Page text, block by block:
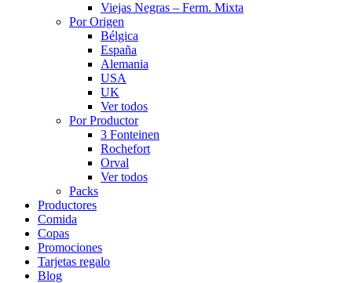
Viejas Negras – Ferm. Mixta
Por Origen
Bélgica
España
Alemania
USA
UK
Ver todos
Por Productor
3 Fonteinen
Rochefort
Orval
Ver todos
Packs
Productores
Comida
Copas
Promociones
Tarjetas regalo
Blog